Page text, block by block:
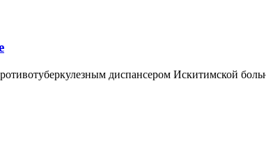
диспансером Искитимской